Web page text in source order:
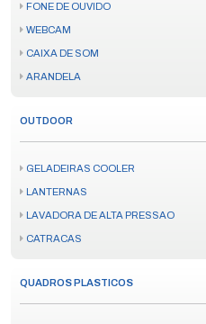
FONE DE OUVIDO
WEBCAM
CAIXA DE SOM
ARANDELA
OUTDOOR
GELADEIRAS COOLER
LANTERNAS
LAVADORA DE ALTA PRESSAO
CATRACAS
QUADROS PLASTICOS